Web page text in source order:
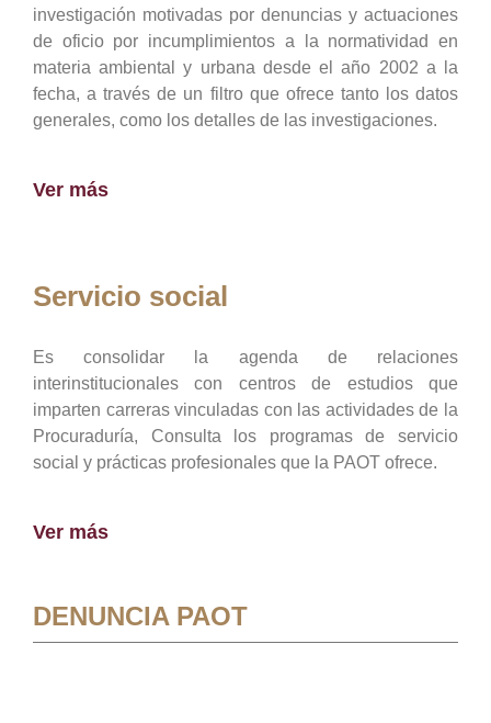
investigación motivadas por denuncias y actuaciones
de oficio por incumplimientos a la normatividad en
materia ambiental y urbana desde el año 2002 a la
fecha, a través de un filtro que ofrece tanto los datos
generales, como los detalles de las investigaciones.
Ver más
Servicio social
Es consolidar la agenda de relaciones
interinstitucionales con centros de estudios que
imparten carreras vinculadas con las actividades de la
Procuraduría, Consulta los programas de servicio
social y prácticas profesionales que la PAOT ofrece.
Ver más
DENUNCIA PAOT